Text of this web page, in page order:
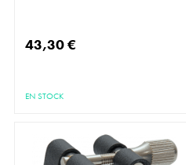
43,30 €
EN STOCK